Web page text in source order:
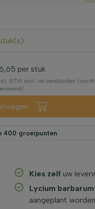
per stuk
BTW. excl. verzendkosten
400 groeipunten
Kies zelf uw
Lycium
aangeplant worden